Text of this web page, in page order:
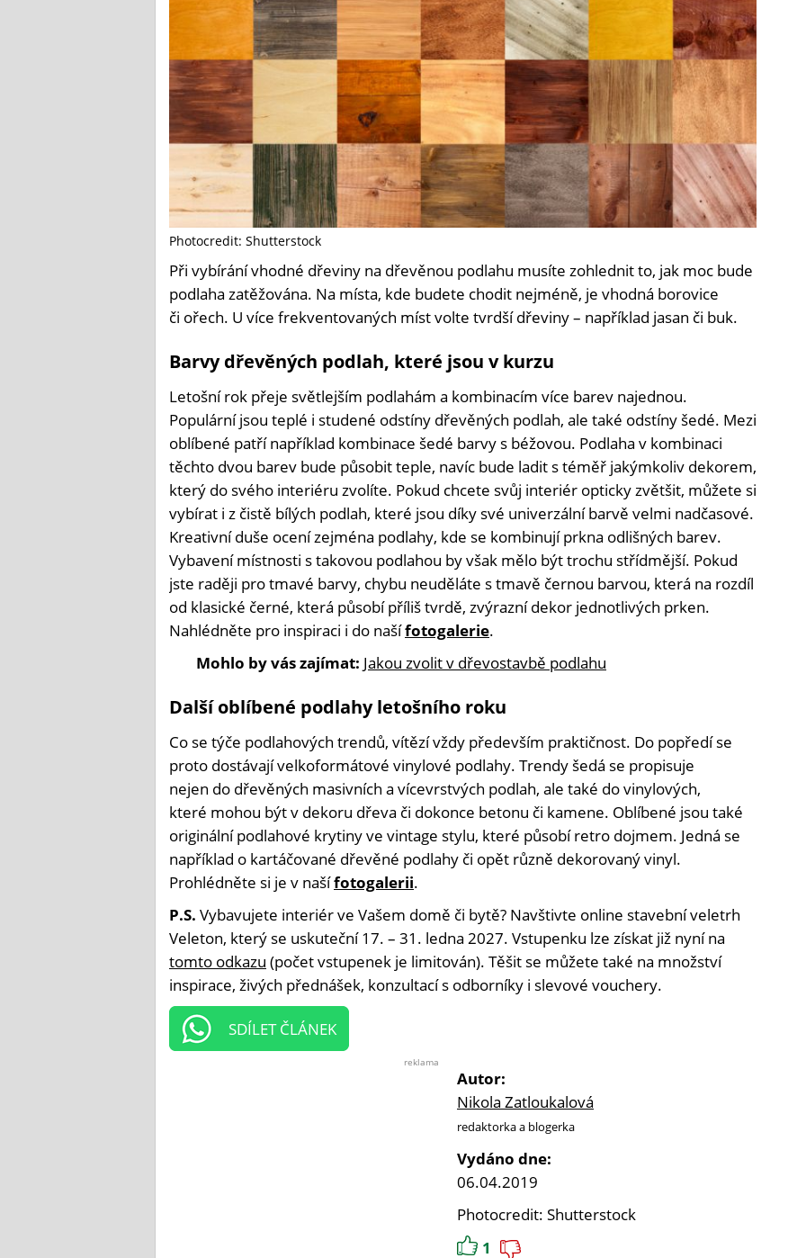
Photocredit: Shutterstock
Při vybírání vhodné dřeviny na dřevěnou podlahu musíte zohlednit to, jak moc bude
podlaha zatěžována. Na místa, kde budete chodit nejméně, je vhodná borovice
či ořech. U více frekventovaných míst volte tvrdší dřeviny – například jasan či buk.
Barvy dřevěných podlah, které jsou v kurzu
Letošní rok přeje světlejším podlahám a kombinacím více barev najednou.
Populární jsou teplé i studené odstíny dřevěných podlah, ale také odstíny šedé. Mezi
oblíbené patří například kombinace šedé barvy s béžovou. Podlaha v kombinaci
těchto dvou barev bude působit teple, navíc bude ladit s téměř jakýmkoliv dekorem,
který do svého interiéru zvolíte. Pokud chcete svůj interiér opticky zvětšit, můžete si
vybírat i z čistě bílých podlah, které jsou díky své univerzální barvě velmi nadčasové.
Kreativní duše ocení zejména podlahy, kde se kombinují prkna odlišných barev.
Vybavení místnosti s takovou podlahou by však mělo být trochu střídmější. Pokud
jste raději pro tmavé barvy, chybu neuděláte s tmavě černou barvou, která na rozdíl
od klasické černé, která působí příliš tvrdě, zvýrazní dekor jednotlivých prken.
Nahlédněte pro inspiraci i do našífotogalerie.
Mohlo by vás zajímat: Jakou zvolit v dřevostavbě podlahu
Další oblíbené podlahy letošního roku
Co se týče podlahových trendů, vítězí vždy především praktičnost. Do popředí se
proto dostávají velkoformátové vinylové podlahy. Trendy šedá se propisuje
nejen do dřevěných masivních a vícevrstvých podlah, ale také do vinylových,
které mohou být v dekoru dřeva či dokonce betonu či kamene. Oblíbené jsou také
originální podlahové krytiny ve vintage stylu, které působí retro dojmem. Jedná se
například o kartáčované dřevěné podlahy či opět různě dekorovaný vinyl.
Prohlédněte si je v našífotogalerii.
P.S. Vybavujete interiér ve Vašem domě či bytě? Navštivte online stavební veletrh
Veleton, který se uskuteční 17. – 31. ledna 2027. Vstupenku lze získat již nyní na
tomto odkazu (počet vstupenek je limitován). Těšit se můžete také na množství
inspirace, živých přednášek, konzultací s odborníky i slevové vouchery.
SDÍLET ČLÁNEK
reklama
Autor:
Nikola Zatloukalová
redaktorka a blogerka
Vydáno dne:
06.04.2019
Photocredit: Shutterstock
1